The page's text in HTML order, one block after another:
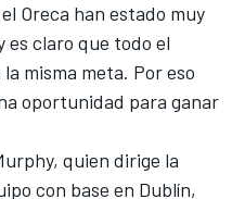
Oreca han estado muy
es claro que todo el
misma meta. Por eso
oportunidad para ganar
quien dirige la
con base en Dublín,